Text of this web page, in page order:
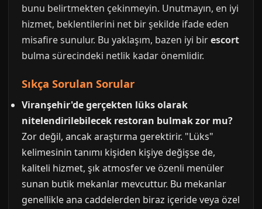
bunu belirtmekten çekinmeyin. Unutmayın, en iyi
hizmet, beklentilerini net bir şekilde ifade eden
misafire sunulur. Bu yaklaşım, bazen iyi birescort
bulma sürecindeki netlik kadar önemlidir.
Sıkça Sorulan Sorular
Viranşehir'de gerçekten lüks olarak
nitelendirilebilecek restoran bulmak zor mu?
Zor değil, ancak araştırma gerektirir. "Lüks"
kelimesinin tanımı kişiden kişiye değişse de,
kaliteli hizmet, şık atmosfer ve özenli menüler
sunan butik mekanlar mevcuttur. Bu mekanlar
genellikle ana caddelerden biraz içeride veya özel